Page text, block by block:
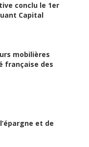
conclu le 1er
Capital
mobilières
française des
et de